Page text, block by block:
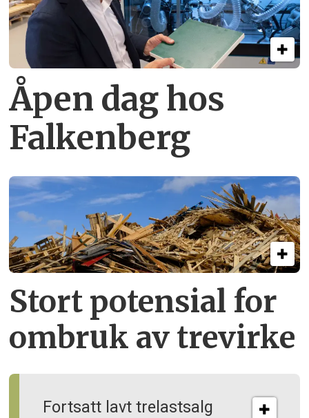
Åpen dag hos
Falkenberg
Stort potensial for
ombruk av tre­virke
Fortsatt lavt trelastsalg